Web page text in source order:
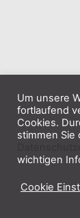
Um unsere
fortlaufend
Cookies.
stimmen Sie
wichtigen
Cookie